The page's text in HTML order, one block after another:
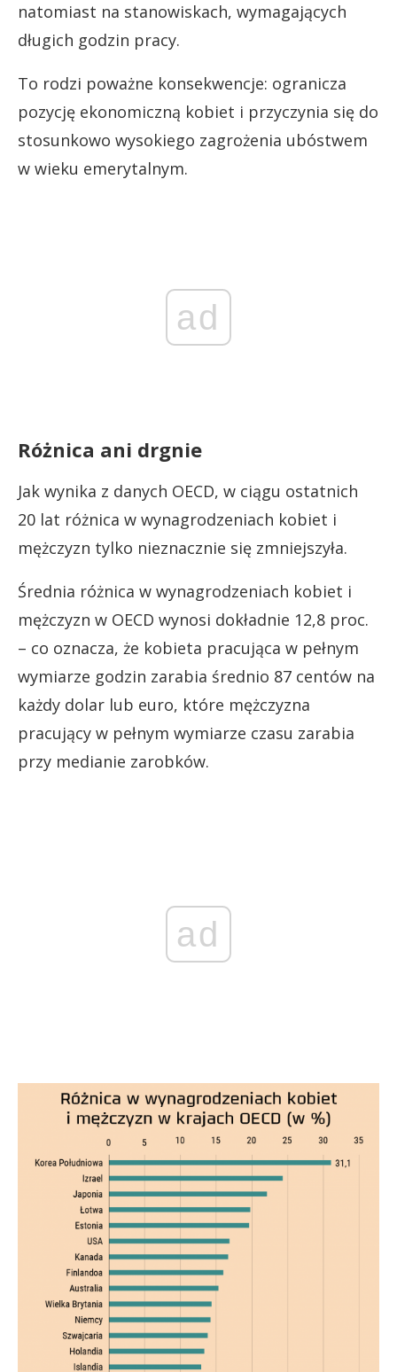
natomiast na stanowiskach, wymagających
długich godzin pracy.
To rodzi poważne konsekwencje: ogranicza
pozycję ekonomiczną kobiet i przyczynia się do
stosunkowo wysokiego zagrożenia ubóstwem
w wieku emerytalnym.
ad
Różnica ani drgnie
Jak wynika z danych OECD, w ciągu ostatnich
20 lat różnica w wynagrodzeniach kobiet i
mężczyzn tylko nieznacznie się zmniejszyła.
Średnia różnica w wynagrodzeniach kobiet i
mężczyzn w OECD wynosi dokładnie 12,8 proc.
– co oznacza, że kobieta pracująca w pełnym
wymiarze godzin zarabia średnio 87 centów na
każdy dolar lub euro, które mężczyzna
pracujący w pełnym wymiarze czasu zarabia
przy medianie zarobków.
ad